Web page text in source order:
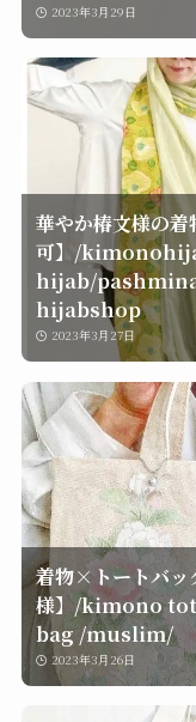
2023年3月29日
華やか椿文様の
可】/
hijab/
hijabshop
2023年3月27日
着物×トートバッ
様】/kimono
bag /muslim/
2023年3月26日